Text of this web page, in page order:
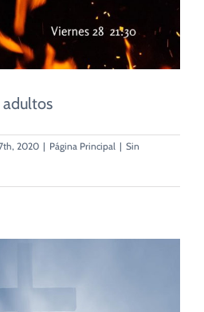
adultos
2020 | Página Principal | Sin